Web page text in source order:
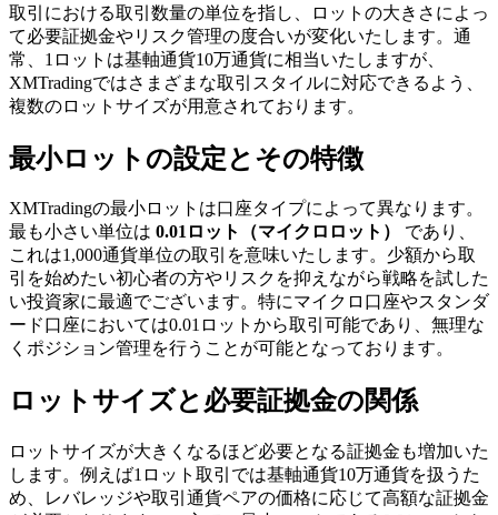
取引における取引数量の単位を指し、ロットの大きさによっ
て必要証拠金やリスク管理の度合いが変化いたします。通
常、1ロットは基軸通貨10万通貨に相当いたしますが、
XMTradingではさまざまな取引スタイルに対応できるよう、
複数のロットサイズが用意されております。
最小ロットの設定とその特徴
XMTradingの最小ロットは口座タイプによって異なります。
最も小さい単位は 0.01ロット（マイクロロット）
であり、
これは1,000通貨単位の取引を意味いたします。少額から取
引を始めたい初心者の方やリスクを抑えながら戦略を試した
い投資家に最適でございます。特にマイクロ口座やスタンダ
ード口座においては0.01ロットから取引可能であり、無理な
くポジション管理を行うことが可能となっております。
ロットサイズと必要証拠金の関係
ロットサイズが大きくなるほど必要となる証拠金も増加いた
します。例えば1ロット取引では基軸通貨10万通貨を扱うた
め、レバレッジや取引通貨ペアの価格に応じて高額な証拠金